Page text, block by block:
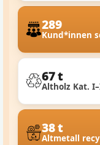
289
Kund*innen
67 t
Altholz Kat.
38 t
Altmetall